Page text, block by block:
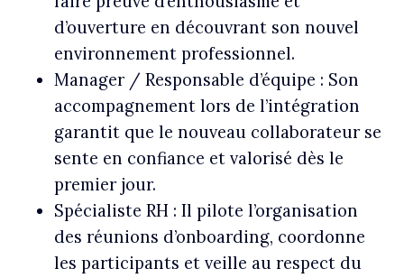
d’ouverture en découvrant son nouvel
environnement professionnel.
Manager / Responsable d’équipe : Son
accompagnement lors de l’intégration
garantit que le nouveau collaborateur se
sente en confiance et valorisé dès le
premier jour.
Spécialiste RH : Il pilote l’organisation
des réunions d’onboarding, coordonne
les participants et veille au respect du